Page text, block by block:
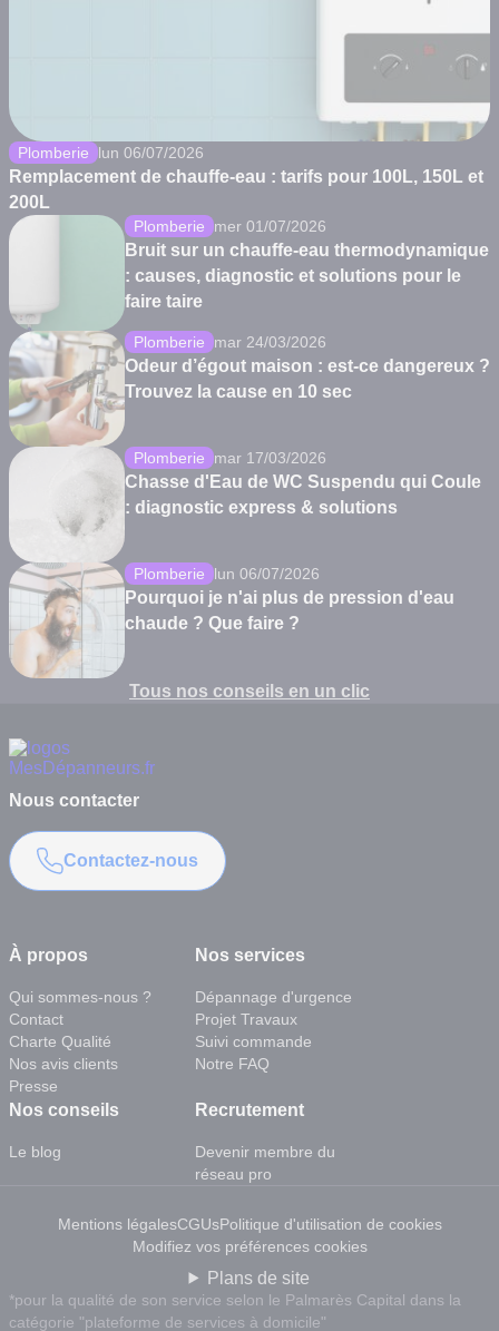
Plomberie lun 06/07/2026
Remplacement de chauffe-eau : tarifs pour 100L, 150L et
200L
Plomberie mer 01/07/2026
Bruit sur un chauffe-eau thermodynamique
: causes, diagnostic et solutions pour le
faire taire
Plomberie mar 24/03/2026
Odeur d’égout maison : est-ce dangereux ?
Trouvez la cause en 10 sec
Plomberie mar 17/03/2026
Chasse d'Eau de WC Suspendu qui Coule
: diagnostic express & solutions
Plomberie lun 06/07/2026
Pourquoi je n'ai plus de pression d'eau
chaude ? Que faire ?
Tous nos conseils en un clic
À propos
Qui sommes-nous ?
Contact
Charte Qualité
Nos avis clients
Presse
Nos services
Dépannage d'urgence
Projet Travaux
Suivi commande
Notre FAQ
Nos conseils
Le blog
Recrutement
Devenir membre du
réseau pro
Nous contacter
Contactez-nous
*pour la qualité de son service selon le Palmarès Capital dans la
catégorie "plateforme de services à domicile"
Mentions légalesCGUsPolitique d'utilisation de cookies
Modifiez vos préférences cookies
Plans de site